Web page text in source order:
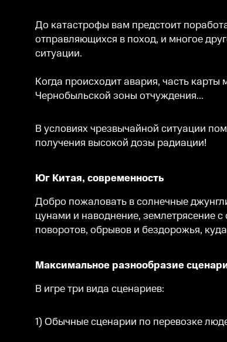
До катастрофы вам предстоит
отправляющихся в поход, и многое
ситуации.
Когда происходит авария, часть
Чернобыльской зоны отчуждения...
В условиях чрезвычайной ситуации
получения высокой дозы радиации!
Юг Китая, современность
Добро пожаловать в солнечные
цунами и наводнение, землетрясение
поворотов, обрывов и бездорожья,
Максимальное разнообразие
В игре три вида сценариев:
1) Обычные сценарии по перевозке